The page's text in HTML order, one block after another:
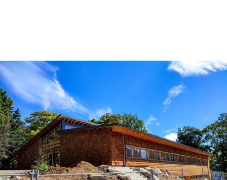
Références
Neuf
Réhabilitation
Habitat
Bureaux
Enseignement / Scolaire